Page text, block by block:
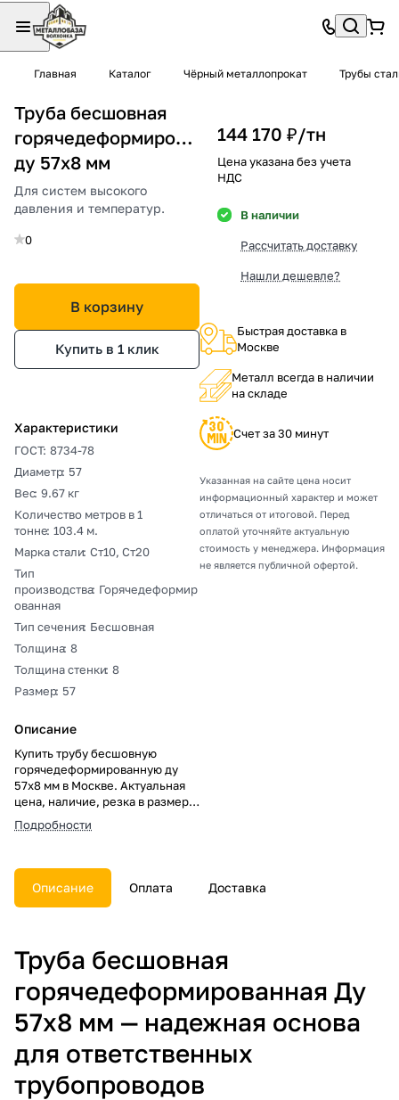
Главная Каталог Чёрный металлопрокат Трубы
Труба бесшовная
горячедеформированная
ду 57х8 мм
Для систем высокого
давления и температур.
0
В корзину
Купить в 1 клик
Характеристики
ГОСТ: 8734-78
Диаметр: 57
Вес: 9.67 кг
Количество метров в 1
тонне: 103.4 м.
Марка стали: Ст10, Ст20
Тип
производства: Горячедеформир
ованная
Тип сечения: Бесшовная
Толщина: 8
Толщина стенки: 8
Размер: 57
Описание
Купить трубу бесшовную
горячедеформированную ду
57х8 мм в Москве. Актуальная
цена, наличие, резка в размер,
погрузка, доставка, расчет веса
и документы.
Подробности
144 170 ₽/тн
Цена указана без учета
НДС
В наличии
Рассчитать доставку
Нашли дешевле?
Быстрая доставка в
Москве
Металл всегда в наличии
на складе
Счет за 30 минут
Указанная на сайте цена носит
информационный характер и может
отличаться от итоговой. Перед
оплатой уточняйте актуальную
стоимость у менеджера. Информация
не является публичной офертой.
Описание Оплата Доставка
Труба бесшовная
горячедеформированная Ду
57х8 мм — надежная основа
для ответственных
трубопроводов